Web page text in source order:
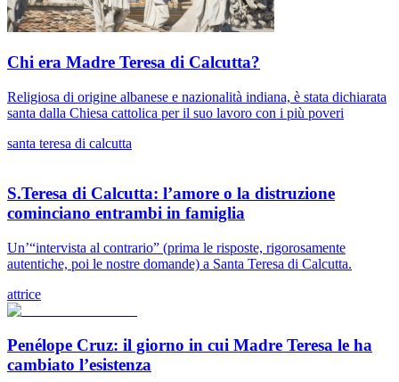
Chi era Madre Teresa di Calcutta?
Religiosa di origine albanese e nazionalità indiana, è stata dichiarata
santa dalla Chiesa cattolica per il suo lavoro con i più poveri
santa teresa di calcutta
S.Teresa di Calcutta: l’amore o la distruzione
cominciano entrambi in famiglia
Un’“intervista al contrario” (prima le risposte, rigorosamente
autentiche, poi le nostre domande) a Santa Teresa di Calcutta.
attrice
Penélope Cruz: il giorno in cui Madre Teresa le ha
cambiato l’esistenza